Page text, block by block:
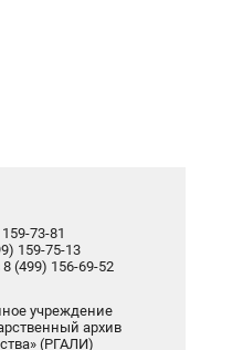
73-81
159-75-13
(499) 156-69-52
учреждение
архив
(РГАЛИ)